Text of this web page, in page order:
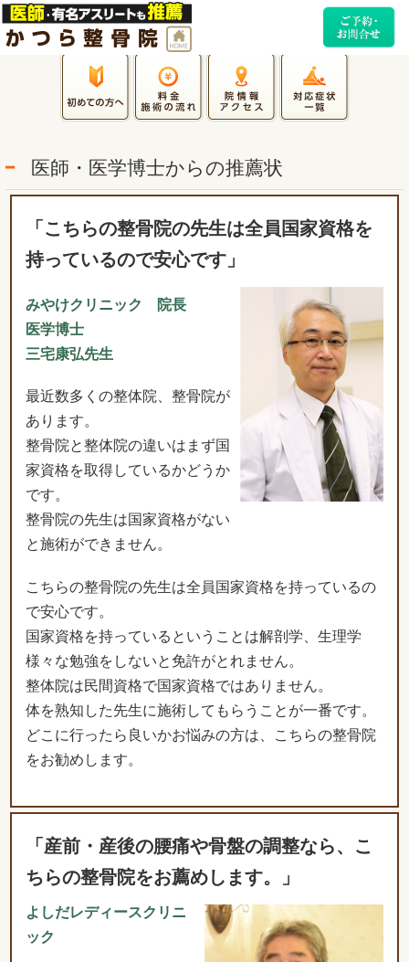
医師・医学博士からの推薦状
「こちらの整骨院の先生は全員国家資格を
持っているので安心です」
みやけクリニック 院長
医学博士
三宅康弘先生
最近数多くの整体院、整骨院が
あります。
整骨院と整体院の違いはまず国
家資格を取得しているかどうか
です。
整骨院の先生は国家資格がない
と施術ができません。
こちらの整骨院の先生は全員国家資格を持っているの
で安心です。
国家資格を持っているということは解剖学、生理学
様々な勉強をしないと免許がとれません。
整体院は民間資格で国家資格ではありません。
体を熟知した先生に施術してもらうことが一番です。
どこに行ったら良いかお悩みの方は、こちらの整骨院
をお勧めします。
「産前・産後の腰痛や骨盤の調整なら、こ
ちらの整骨院をお薦めします。」
よしだレディースクリニ
ック